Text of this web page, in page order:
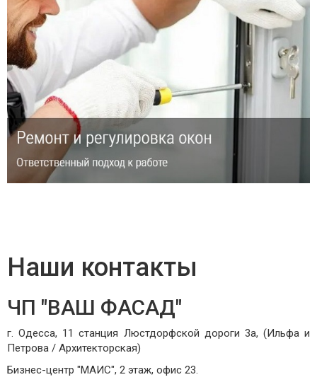
Наши контакты
ЧП "ВАШ ФАСАД"
г. Одесса, 11 станция Люстдорфской дороги 3а, (Ильфа и
Петрова / Архитекторская)
Бизнес-центр "МАИС", 2 этаж, офис 23.